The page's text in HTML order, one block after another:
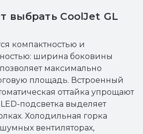
выбрать CoolJet GL
компактностью и
ширина боковины
максимально
площадь. Встроенный
оттайка упрощают
подсветка выделяет
Холодильная горка
вентиляторах,